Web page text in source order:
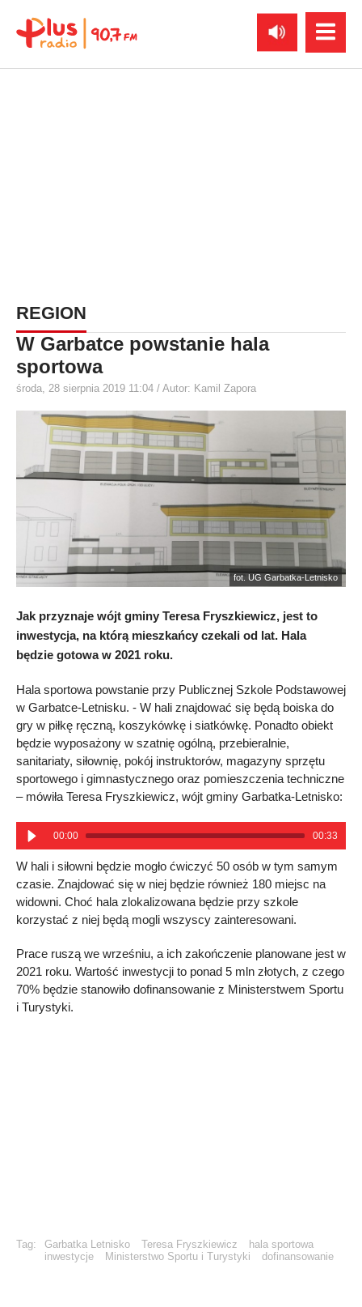
REGION
W Garbatce powstanie hala
sportowa
środa, 28 sierpnia 2019 11:04 / Autor: Kamil Zapora
fot. UG Garbatka-Letnisko
Jak przyznaje wójt gminy Teresa Fryszkiewicz, jest to
inwestycja, na którą mieszkańcy czekali od lat. Hala
będzie gotowa w 2021 roku.
Hala sportowa powstanie przy Publicznej Szkole Podstawowej
w Garbatce-Letnisku. - W hali znajdować się będą boiska do
gry w piłkę ręczną, koszykówkę i siatkówkę. Ponadto obiekt
będzie wyposażony w szatnię ogólną, przebieralnie,
sanitariaty, siłownię, pokój instruktorów, magazyny sprzętu
sportowego i gimnastycznego oraz pomieszczenia techniczne
– mówiła Teresa Fryszkiewicz, wójt gminy Garbatka-Letnisko:
00:00 00:33
W hali i siłowni będzie mogło ćwiczyć 50 osób w tym samym
czasie. Znajdować się w niej będzie również 180 miejsc na
widowni. Choć hala zlokalizowana będzie przy szkole
korzystać z niej będą mogli wszyscy zainteresowani.
Prace ruszą we wrześniu, a ich zakończenie planowane jest w
2021 roku. Wartość inwestycji to ponad 5 mln złotych, z czego
70% będzie stanowiło dofinansowanie z Ministerstwem Sportu
i Turystyki.
Tag: Garbatka Letnisko Teresa Fryszkiewicz
hala sportowa
inwestycje
Ministerstwo Sportu i Turystyki dofinansowanie